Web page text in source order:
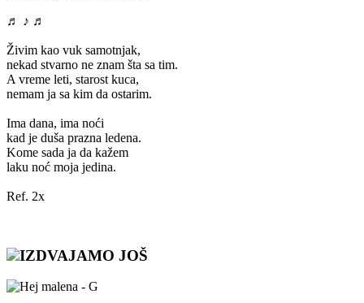
♬ ♪ ♬
Živim kao vuk samotnjak,
nekad stvarno ne znam šta sa tim.
A vreme leti, starost kuca,
nemam ja sa kim da ostarim.
Ima dana, ima noći
kad je duša prazna ledena.
Kome sada ja da kažem
laku noć moja jedina.
Ref. 2x
IZDVAJAMO JOŠ